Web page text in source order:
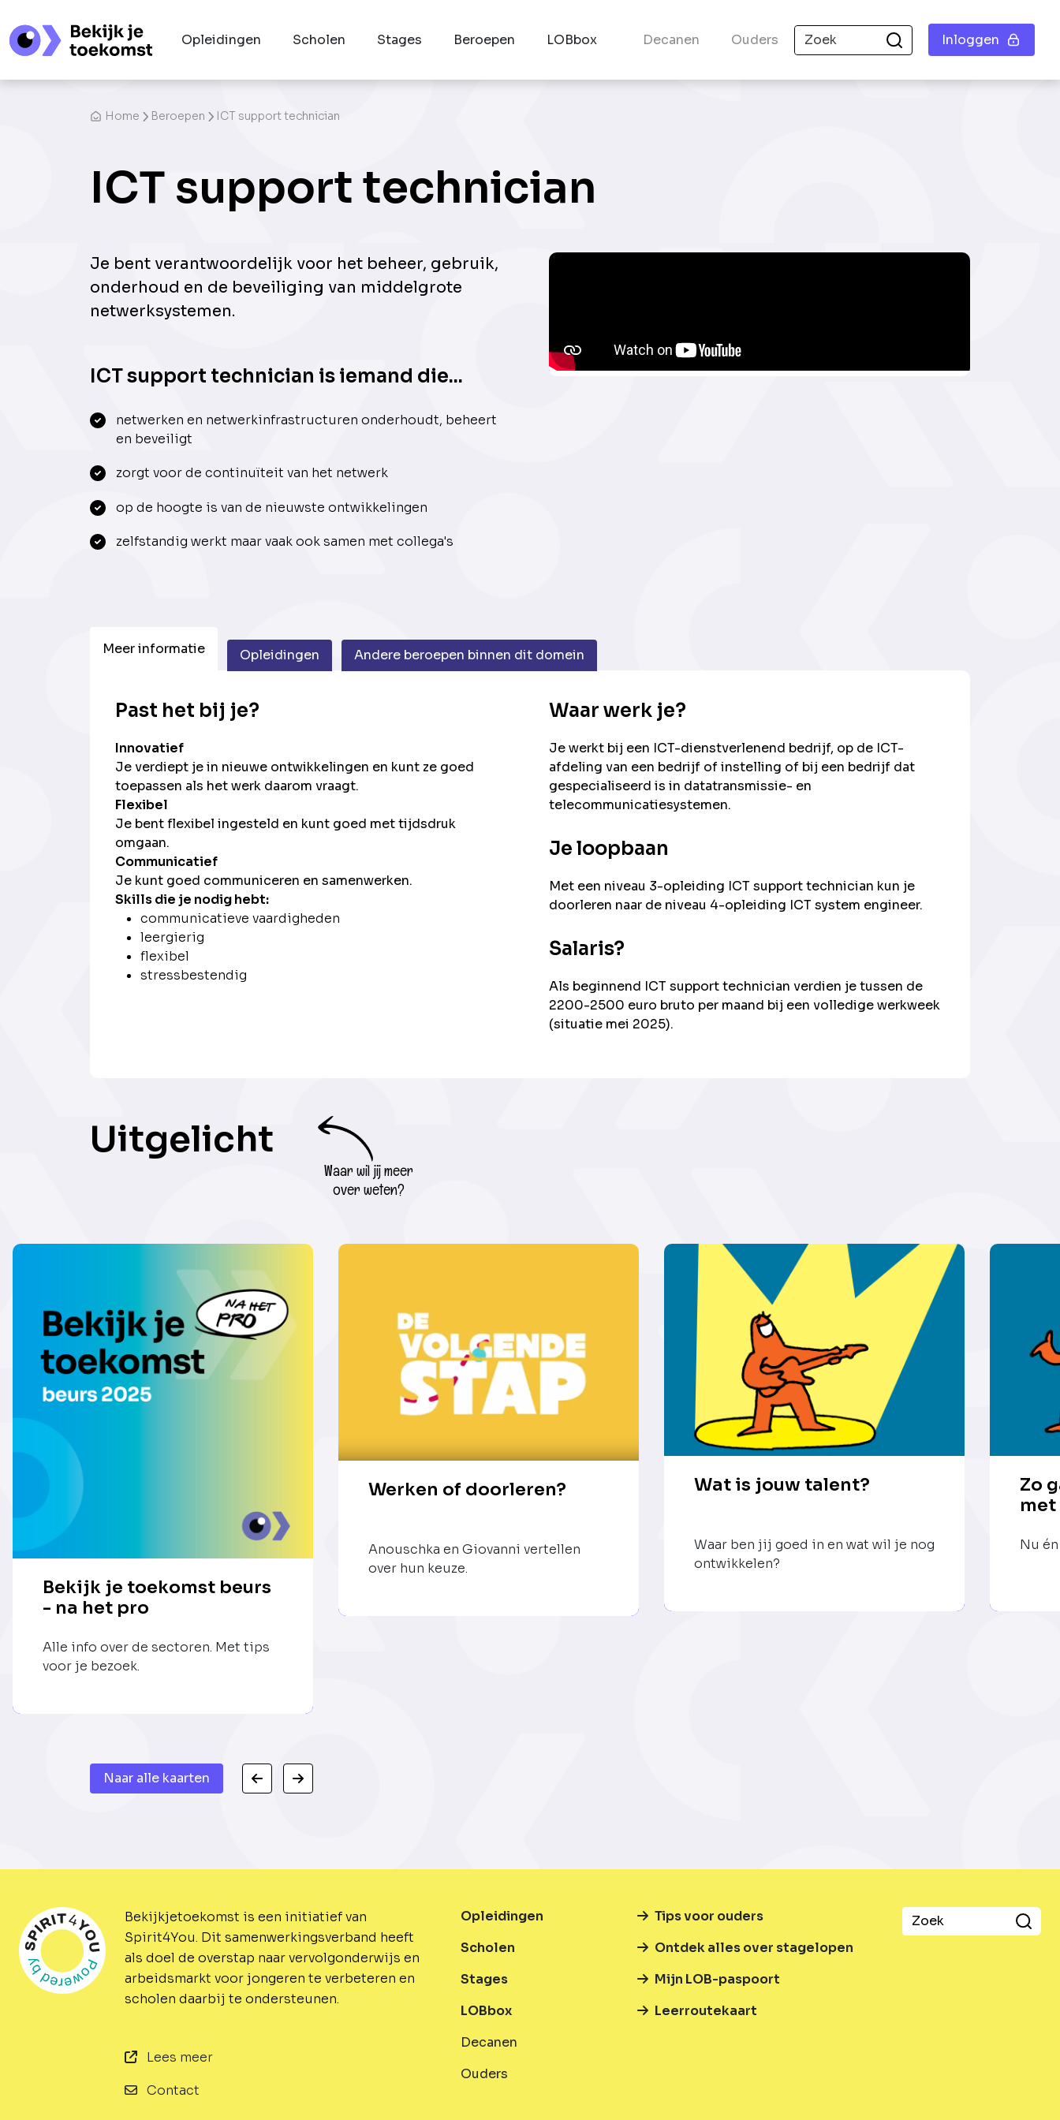
Opleidingen Scholen Stages Beroepen LOBbox Decanen Ouders Inloggen
Home Beroepen ICT support technician
ICT support technician
Je bent verantwoordelijk voor het beheer, gebruik,
onderhoud en de beveiliging van middelgrote
netwerksystemen.
ICT support technician is iemand die...
netwerken en netwerkinfrastructuren onderhoudt, beheert
en beveiligt
zorgt voor de continuïteit van het netwerk
op de hoogte is van de nieuwste ontwikkelingen
zelfstandig werkt maar vaak ook samen met collega's
Meer informatie Opleidingen Andere beroepen binnen dit domein
Past het bij je?
Innovatief
Je verdiept je in nieuwe ontwikkelingen en kunt ze goed
toepassen als het werk daarom vraagt.
Flexibel
Je bent flexibel ingesteld en kunt goed met tijdsdruk
omgaan.
Communicatief
Je kunt goed communiceren en samenwerken.
Skills die je nodig hebt:
communicatieve vaardigheden
leergierig
flexibel
stressbestendig
Waar werk je?
Je werkt bij een ICT-dienstverlenend bedrijf, op de ICT-
afdeling van een bedrijf of instelling of bij een bedrijf dat
gespecialiseerd is in datatransmissie- en
telecommunicatiesystemen.
Je loopbaan
Met een niveau 3-opleiding ICT support technician kun je
doorleren naar de niveau 4-opleiding ICT system engineer.
Salaris?
Als beginnend ICT support technician verdien je tussen de
2200-2500 euro bruto per maand bij een volledige werkweek
(situatie mei 2025).
Uitgelicht
Waar wil jij meer
over weten?
Bekijk je toekomst beurs
- na het pro
Alle info over de sectoren. Met tips
voor je bezoek.
Werken of doorleren?
Anouschka en Giovanni vertellen
over hun keuze.
Wat is jouw talent?
Waar ben jij goed in en wat wil je nog
ontwikkelen?
Zo
Nu
Naar alle kaarten
Bekijkjetoekomst is een initiatief van
Spirit4You. Dit samenwerkingsverband heeft
als doel de overstap naar vervolgonderwijs en
arbeidsmarkt voor jongeren te verbeteren en
scholen daarbij te ondersteunen.
Lees meer
Contact
Opleidingen
Scholen
Stages
LOBbox
Decanen
Ouders
Tips voor ouders
Ontdek alles over stagelopen
Mijn LOB-paspoort
Leerroutekaart